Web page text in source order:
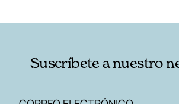
Suscríbete a nuestro